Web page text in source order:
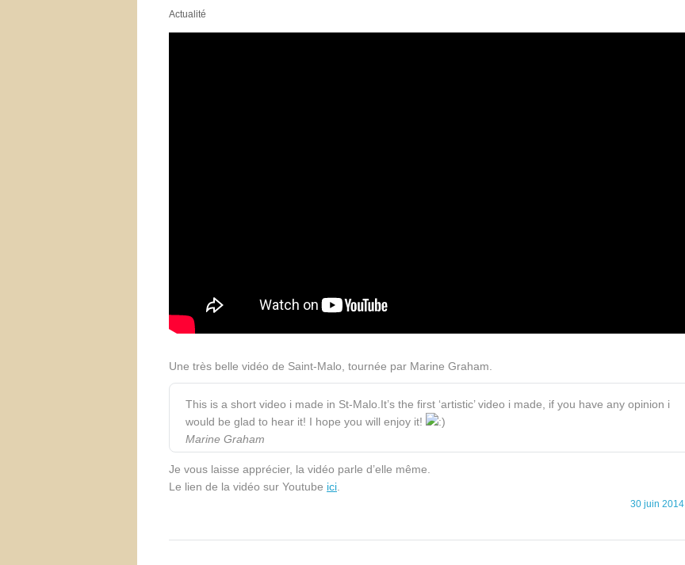
Actualité
Une très belle vidéo de Saint-Malo, tournée par Marine Graham.
This is a short video i made in St-Malo.It’s the first ‘artistic’ video i made, if you have any opinion i
would be glad to hear it! I hope you will enjoy it!
Marine Graham
Je vous laisse apprécier, la vidéo parle d’elle même.
Le lien de la vidéo sur Youtube ici
30 juin 2014